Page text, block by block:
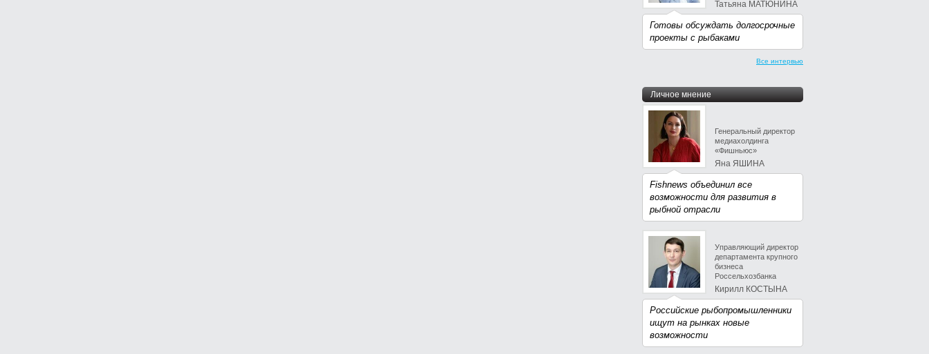
Татьяна МАТЮНИНА
Готовы обсуждать долгосрочные
проекты с рыбаками
Все интервью
Личное мнение
Генеральный директор
медиахолдинга
«Фишньюс»
Яна ЯШИНА
Fishnews объединил все
возможности для развития в
рыбной отрасли
Управляющий директор
департамента крупного
бизнеса
Россельхозбанка
Кирилл КОСТЫНА
Российские рыбопромышленники
ищут на рынках новые
возможности